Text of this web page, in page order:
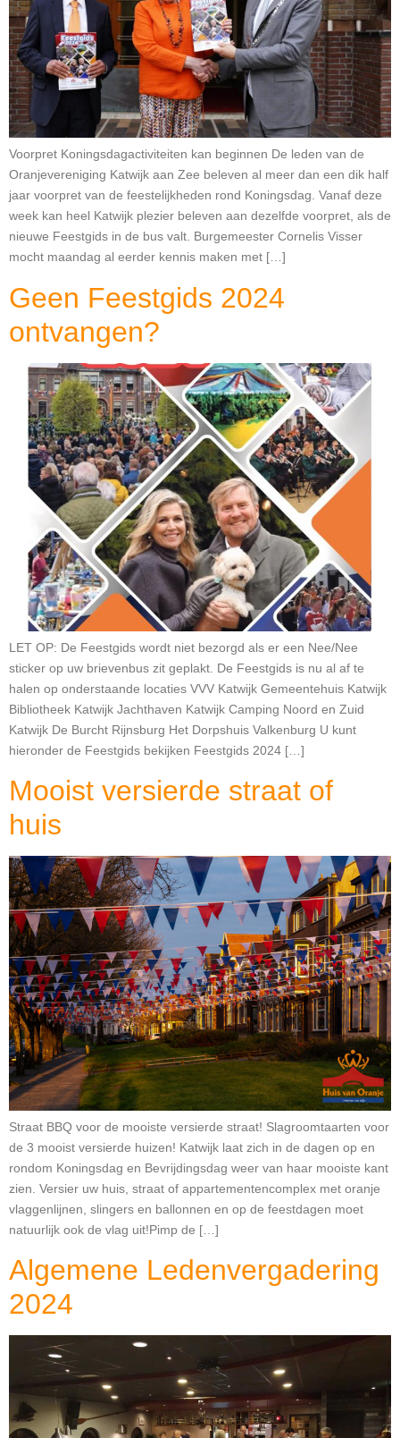
Voorpret Koningsdagactiviteiten kan beginnen De leden van de
Oranjevereniging Katwijk aan Zee beleven al meer dan een dik half
jaar voorpret van de feestelijkheden rond Koningsdag. Vanaf deze
week kan heel Katwijk plezier beleven aan dezelfde voorpret, als de
nieuwe Feestgids in de bus valt. Burgemeester Cornelis Visser
mocht maandag al eerder kennis maken met […]
Geen Feestgids 2024
ontvangen?
LET OP: De Feestgids wordt niet bezorgd als er een Nee/Nee
sticker op uw brievenbus zit geplakt. De Feestgids is nu al af te
halen op onderstaande locaties VVV Katwijk Gemeentehuis Katwijk
Bibliotheek Katwijk Jachthaven Katwijk Camping Noord en Zuid
Katwijk De Burcht Rijnsburg Het Dorpshuis Valkenburg U kunt
hieronder de Feestgids bekijken Feestgids 2024 […]
Mooist versierde straat of
huis
Straat BBQ voor de mooiste versierde straat! Slagroomtaarten voor
de 3 mooist versierde huizen! Katwijk laat zich in de dagen op en
rondom Koningsdag en Bevrijdingsdag weer van haar mooiste kant
zien. Versier uw huis, straat of appartementencomplex met oranje
vlaggenlijnen, slingers en ballonnen en op de feestdagen moet
natuurlijk ook de vlag uit!Pimp de […]
Algemene Ledenvergadering
2024